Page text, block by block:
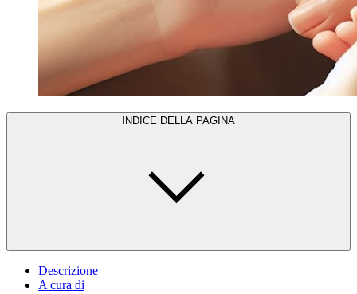
INDICE DELLA PAGINA
Descrizione
A cura di